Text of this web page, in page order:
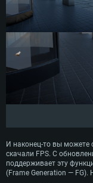
И наконец-то вы можете
скачали FPS. С
поддерживает эту
(Frame Generation — FG).